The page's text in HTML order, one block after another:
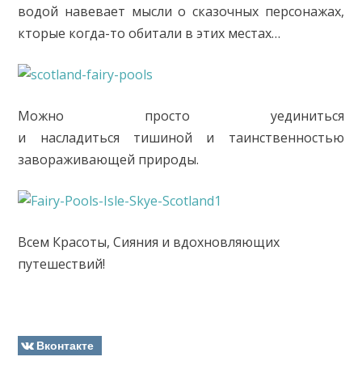
водой навевает мысли о сказочных персонажах,
кторые когда-то обитали в этих местах…
Можно просто уединиться
и насладиться тишиной и таинственностью
завораживающей природы.
Всем Красоты, Сияния и вдохновляющих
путешествий!
Вконтакте